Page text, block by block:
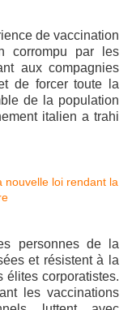
de vaccination
corrompu par les
aux compagnies
de forcer toute la
de la population
italien a trahi
personnes de la
et résistent à la
élites corporatistes.
les vaccinations